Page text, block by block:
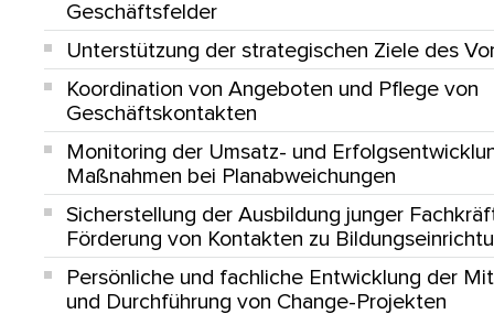
Geschäftsfelder
Unterstützung der strategischen Ziele des
Koordination von Angeboten und Pflege von
Geschäftskontakten
Monitoring der Umsatz- und
Maßnahmen bei Planabweichungen
Sicherstellung der Ausbildung junger
Förderung von Kontakten zu
Persönliche und fachliche Entwicklung der
und Durchführung von Change-Projekten